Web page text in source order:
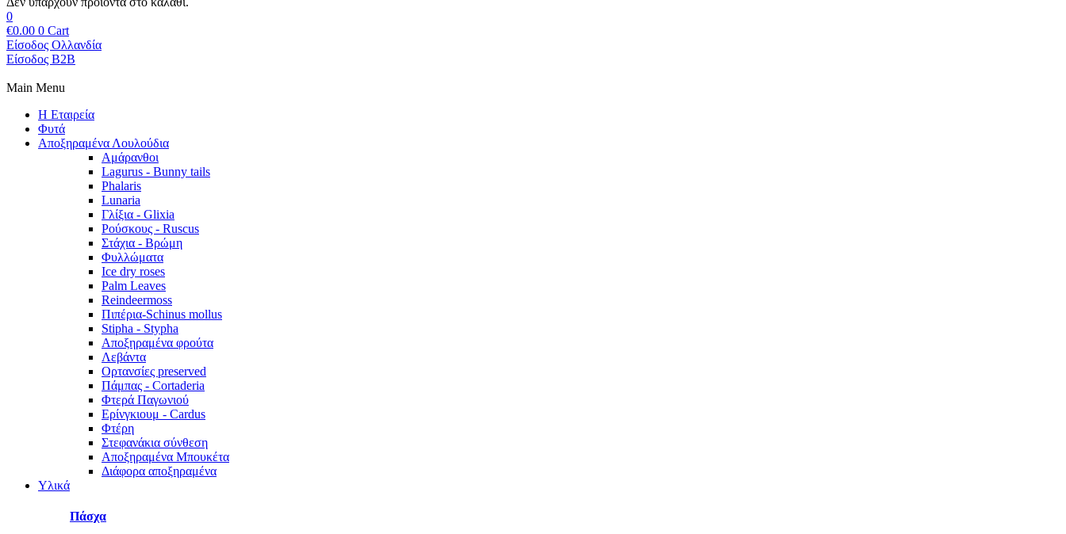
0
€0.00 0 Cart
Είσοδος Ολλανδία
Είσοδος B2B
Main Menu
Η Εταιρεία
Φυτά
Αποξηραμένα Λουλούδια
Αμάρανθοι
Lagurus - Bunny tails
Phalaris
Lunaria
Γλίξια - Glixia
Ρούσκους - Ruscus
Στάχια - Βρώμη
Φυλλώματα
Ice dry roses
Palm Leaves
Reindeermoss
Πιπέρια-Schinus mollus
Stipha - Stypha
Αποξηραμένα φρούτα
Λεβάντα
Ορτανσίες preserved
Πάμπας - Cortaderia
Φτερά Παγωνιού
Ερίνγκιουμ - Cardus
Φτέρη
Στεφανάκια σύνθεση
Αποξηραμένα Μπουκέτα
Διάφορα αποξηραμένα
Υλικά
Πάσχα